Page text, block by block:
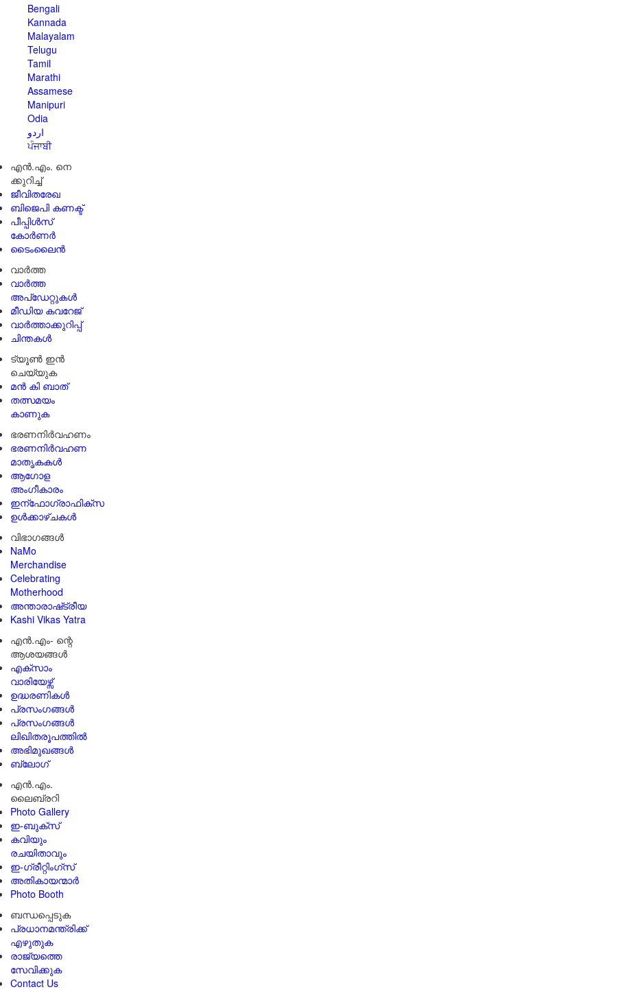
Bengali
Kannada
Malayalam
Telugu
Tamil
Marathi
Assamese
Manipuri
Odia
اردو
ਪੰਜਾਬੀ
എൻ.എം. നെ
ക്കുറിച്ച്
ജീവിതരേഖ
ബിജെപി കണക്ട്
പീപ്പിൾസ്
കോർണർ
ടൈംലൈൻ
വാർത്ത
വാർത്ത
അപ്ഡേറ്റുകൾ
മീഡിയ കവറേജ്
വാർത്താക്കുറിപ്പ്
ചിന്തകൾ
ട്യൂൺ ഇൻ
ചെയ്യുക
മൻ കി ബാത്
തത്സമയം
കാണുക
ഭരണനിര്‍വഹണം
ഭരണനിര്‍വഹണ
മാതൃകകൾ
ആഗോള
അംഗീകാരം
ഇന്ഫോഗ്രാഫിക്സ
ഉള്‍ക്കാഴ്‌ചകൾ
വിഭാഗങ്ങൾ
NaMo
Merchandise
Celebrating
Motherhood
അന്താരാഷ്‌ട്രീയ
Kashi Vikas Yatra
എൻ.എം- ന്റെ
ആശയങ്ങൾ
എക്സാം
വാരിയേഴ്സ്
ഉദ്ധരണികള്‍
പ്രസംഗങ്ങള്‍
പ്രസംഗങ്ങൾ
ലിഖിതരൂപത്തിൽ
അഭിമുഖങ്ങൾ
ബ്ലോഗ്
എൻ.എം.
ലൈബ്രറി
Photo Gallery
ഇ-ബുക്‌സ്
കവിയും
രചയിതാവും
ഇ-ഗ്രീറ്റിംഗ്‌സ്
അതികായന്മാർ
Photo Booth
ബന്ധപ്പെടുക
പ്രധാനമന്ത്രിക്ക്
എഴുതുക
രാജ്യത്തെ
സേവിക്കുക
Contact Us